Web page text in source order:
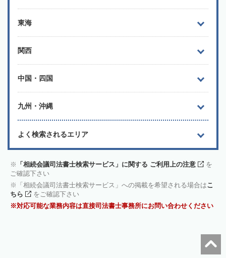
東海
関西
中国・四国
九州・沖縄
よく検索されるエリア
「相続会議司法書士検索サービス」に関する ご利用上の注意
を
ご確認下さい
「相続会議司法書士検索サービス」への掲載を希望される場合はこ
ちら
をご確認下さい
対応可能な業務内容は直接司法書士事務所にお問い合わせください